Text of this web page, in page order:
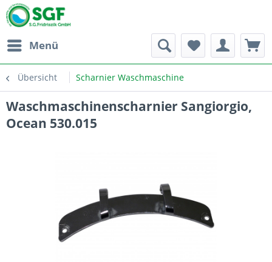
Menü
Übersicht Scharnier Waschmaschine
Waschmaschinenscharnier Sangiorgio,
Ocean 530.015